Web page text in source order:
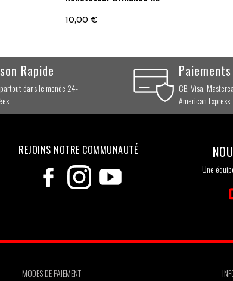
10,00 €
Rapide
dans le monde 24-
CB, Visa,
American Express
REJOINS NOTRE COMMUNAUTÉ
Une
MODES DE PAIEMENT